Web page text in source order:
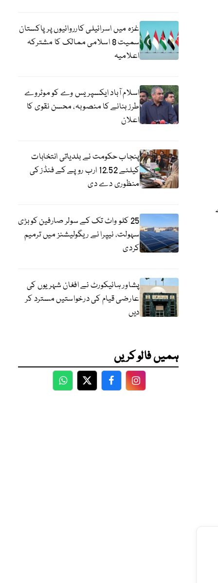
غزہ میں اسرائیلی کارروائیوں پر پاکستان
سمیت 8 اسلامی ممالک کا مشترکہ
اعلامیہ
اسلام آباد ایکسپریس وے کو موٹروے
طرز بنانے کا منصوبہ، محسن نقوی کا
اعلان
پنجاب حکومت نے بلدیاتی انتخابات
کیلئے 12.52 ارب روپے کے فنڈز کی
منظوری دے دی
25 کلو واٹ تک کے سولر صارفین کو بڑی
سہولت، نیپرا نے ریگولیشنز میں ترمیم
کردی
پشاور ہائیکورٹ نے افغان شہریوں کی
عارضی قیام کی درخواستیں مسترد کر
دیں
ہمیں فالو کریں
WhatsApp
TwitterFacebookFacebook